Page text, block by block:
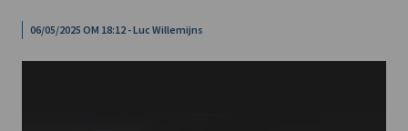
06/05/2025 OM 18:12 - Luc Willemijns